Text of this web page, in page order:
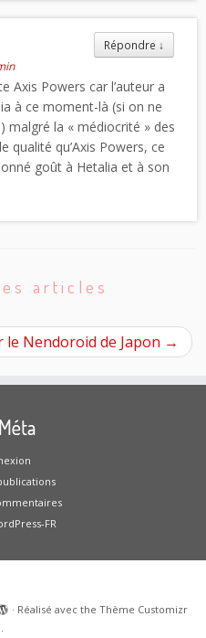
Répondre ↓
Axis Powers car l’auteur a
à ce moment-là (si on ne
malgré la « médiocrité » des
qualité qu’Axis Powers, ce
goût à Hetalia et à son
articles
le Nendoroid de Japon →
Méta
FR
· Réalisé avec the Thème Customizr
·